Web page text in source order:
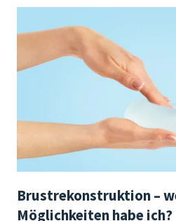
Brustrekonstruktion –
Möglichkeiten habe ich?